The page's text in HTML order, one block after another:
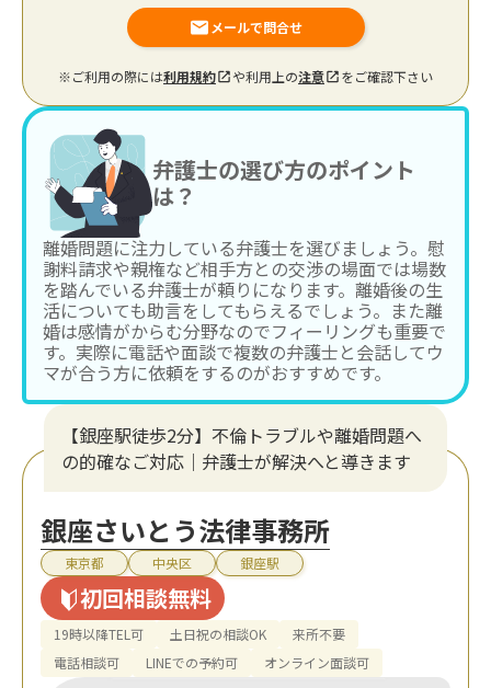
メールで問合せ
※ご利用の際には利用規約 や利用上の注意 をご確認下さい
弁護士の選び方のポイント
は？
離婚問題に注力している弁護士を選びましょう。慰
謝料請求や親権など相手方との交渉の場面では場数
を踏んでいる弁護士が頼りになります。離婚後の生
活についても助言をしてもらえるでしょう。また離
婚は感情がからむ分野なのでフィーリングも重要で
す。実際に電話や面談で複数の弁護士と会話してウ
マが合う方に依頼をするのがおすすめです。
【銀座駅徒歩2分】不倫トラブルや離婚問題へ
の的確なご対応｜弁護士が解決へと導きます
銀座さいとう法律事務所
東京都 中央区 銀座駅
初回相談無料
19時以降TEL可 土日祝の相談OK
来所不要
電話相談可
LINEでの予約可 オンライン面談可